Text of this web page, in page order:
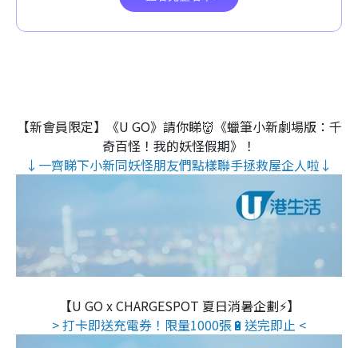
【新會員限定】《U GO》請你睇👹《蠟筆小新劇場版：千
奇百怪！我的妖怪假期》！
↓一齊睇下小新同妖怪朋友們點樣聯手拯救屋企人啦↓
【U GO x CHARGESPOT 夏日消暑企劃⚡】
> 打卡即送充電券！限量1000張🔋送完即止 <